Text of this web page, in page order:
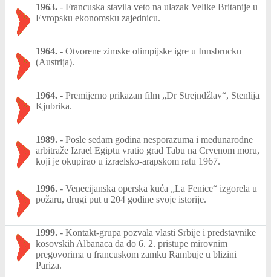
1963. - Francuska stavila veto na ulazak Velike Britanije u
Evropsku ekonomsku zajednicu.
1964. - Otvorene zimske olimpijske igre u Innsbrucku
(Austrija).
1964. - Premijerno prikazan film „Dr Strejndžlav“, Stenlija
Kjubrika.
1989. - Posle sedam godina nesporazuma i međunarodne
arbitraže Izrael Egiptu vratio grad Tabu na Crvenom moru,
koji je okupirao u izraelsko-arapskom ratu 1967.
1996. - Venecijanska operska kuća „La Fenice“ izgorela u
požaru, drugi put u 204 godine svoje istorije.
1999. - Kontakt-grupa pozvala vlasti Srbije i predstavnike
kosovskih Albanaca da do 6. 2. pristupe mirovnim
pregovorima u francuskom zamku Rambuje u blizini
Pariza.